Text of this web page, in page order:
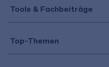
Tools & Fachbeiträge
Top-Themen